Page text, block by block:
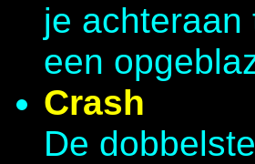
je
een
Crash
De